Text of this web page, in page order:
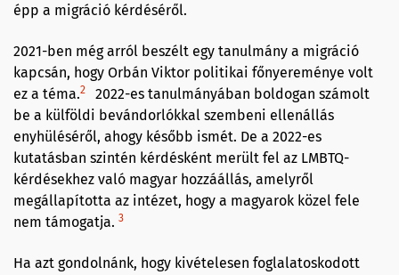
épp a migráció kérdéséről.
2021-ben még arról beszélt egy tanulmány a migráció
kapcsán, hogy Orbán Viktor politikai főnyereménye volt
ez a téma.2
2022-es tanulmányában boldogan számolt
be a külföldi bevándorlókkal szembeni ellenállás
enyhüléséről, ahogy később ismét. De a 2022-es
kutatásban szintén kérdésként merült fel az LMBTQ-
kérdésekhez való magyar hozzáállás, amelyről
megállapította az intézet, hogy a magyarok közel fele
nem támogatja. 3
Ha azt gondolnánk, hogy kivételesen foglalatoskodott